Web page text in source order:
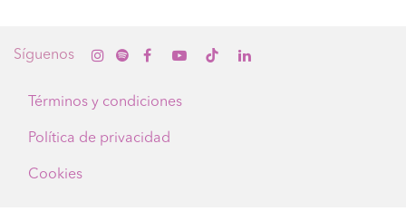
Síguenos
Términos y condiciones
Política de privacidad
Cookies